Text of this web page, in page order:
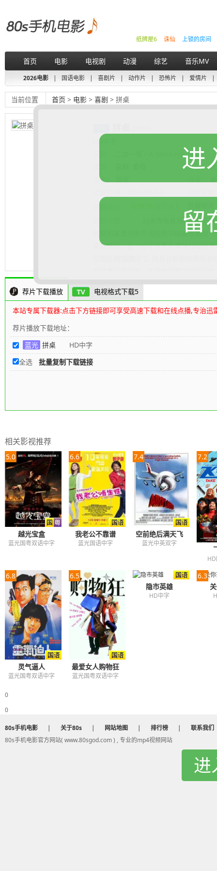
上锁的房间
诛仙
纸牌屋6
首页 电影 电视剧 动漫 综艺 音乐MV
2026电影 | 国语电影 | 喜剧片 | 动作片 | 恐怖片 | 爱情片 |
当前位置 首页 > 电影 > 喜剧 > 拼桌
HD中字
二食一餐 / A Table For Two
地区：
语言：
对美食有着独特见解的“
经常用美食治愈生活的图书编辑张嘉怡
意外结识，在一起寻找更多美味的经历
都市的烟火气，牛马打工人的迷茫中，
的指引下如何完成自我的成长？二人间
道色香味俱全的真香菜肴只待观众“尝鲜”
荐片下载播放 电视格式下载5
本站专属下载器:点击下方链接即可享受高速下载和在线点播,专治迅
荐片播放下载地址：
蓝光 拼桌 HD中字
全选
批量复制下载链接
相关影视推荐
5.0
越光宝盒
蓝光国粤双语中字
6.6
我老公不靠谱
蓝光国语中字
7.4
空前绝后满天飞
蓝光中英双字
7.2
6.8
灵气逼人
蓝光国粤双语中字
6.5
最爱女人购物狂
蓝光国粤双语中字
隐市英雄
HD中字
6.3
0
0
80s手机电影 | 关于80s | 网站地图 | 排行榜 |
联系我们
80s手机电影官方网站( www.80sgod.com ) , 专业的mp4视频网站
进
进
留